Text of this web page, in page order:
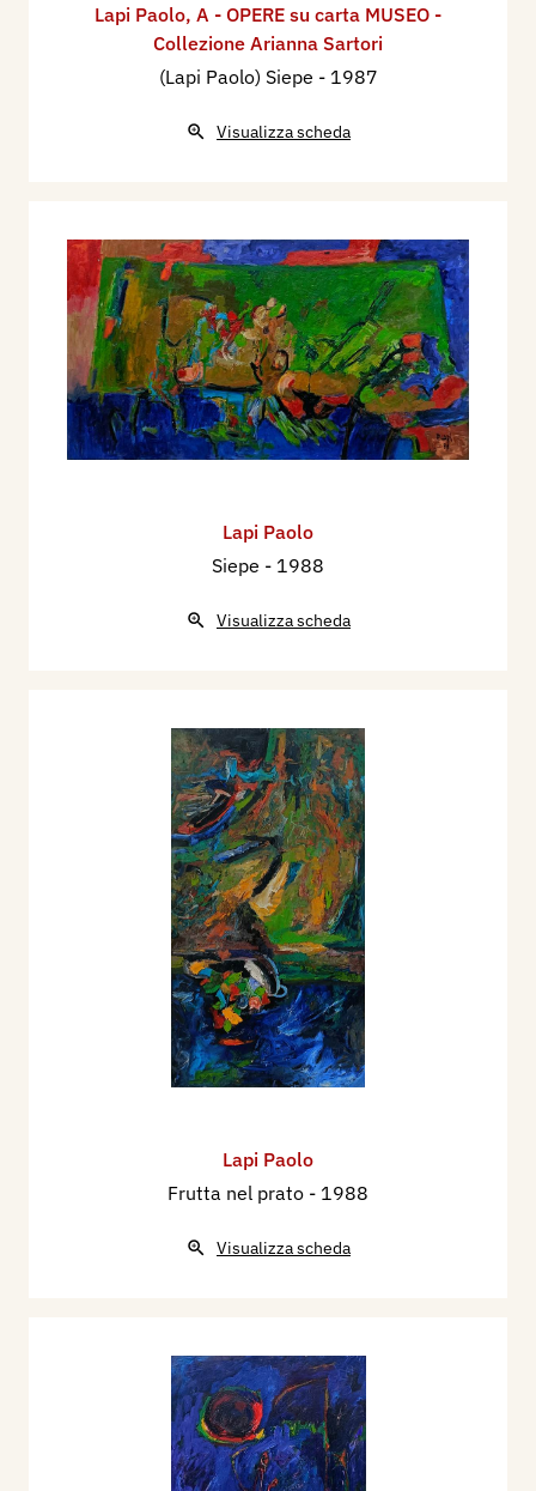
Lapi Paolo, A - OPERE su carta MUSEO -
Collezione Arianna Sartori
(Lapi Paolo) Siepe - 1987
Visualizza scheda
Lapi Paolo
Siepe - 1988
Visualizza scheda
Lapi Paolo
Frutta nel prato - 1988
Visualizza scheda